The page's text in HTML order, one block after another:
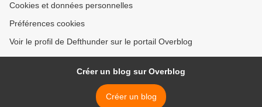
Cookies et données personnelles
Préférences cookies
Voir le profil de Defthunder sur le portail Overblog
Créer un blog sur Overblog
Créer un blog